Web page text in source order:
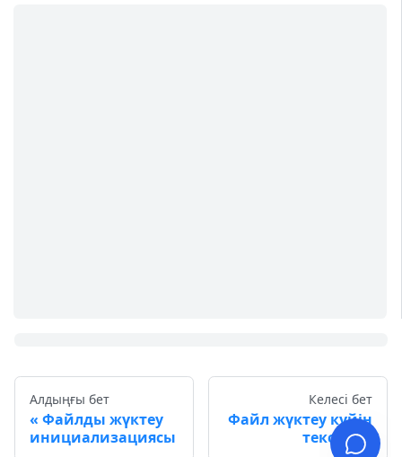
Алдыңғы бет
Файлды жүктеу
инициализациясы
Келесі бет
Файл жүктеу күйін
тексеру